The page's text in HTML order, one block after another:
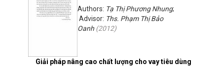
Giải pháp nâng cao chất lượng cho vay tiêu dùng
Authors: Tạ Thị Phương Nhung;
Advisor: Ths. Phạm Thị Bảo
Oanh (2012)